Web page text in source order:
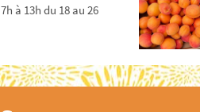
à 13h du 18 au 26